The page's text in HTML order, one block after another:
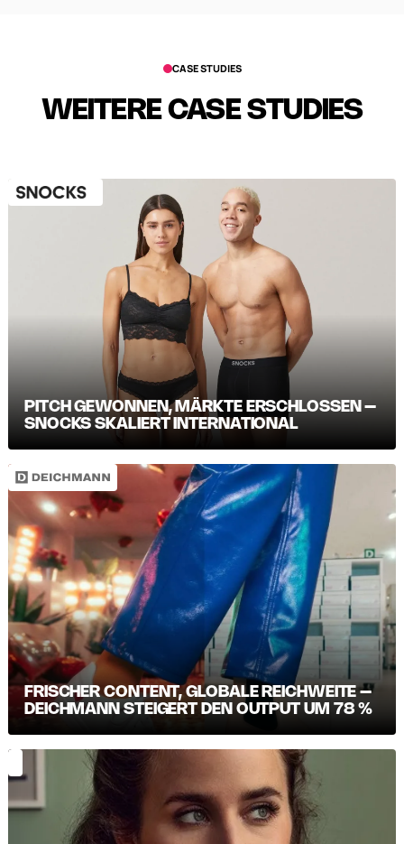
CASE STUDIES
WEITERE CASE STUDIES
PITCH GEWONNEN, MÄRKTE ERSCHLOSSEN –
SNOCKS SKALIERT INTERNATIONAL
FRISCHER CONTENT, GLOBALE REICHWEITE –
DEICHMANN STEIGERT DEN OUTPUT UM 78 %